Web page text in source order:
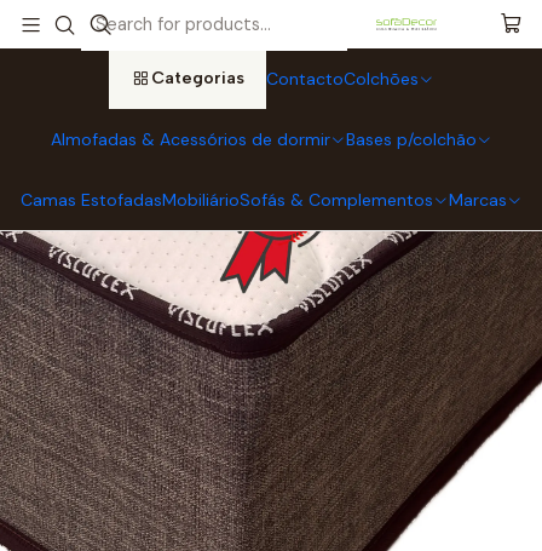
Categorias ContactoColchões
Almofadas & Acessórios de dormir Bases p/colchão
Camas EstofadasMobiliárioSofás & Complementos Marcas
Início Colchões
Colchões de Molas ENSACADAS
COLCHÃO Let´s Dreaming ViscoFlex Pocket Spring (envio gratuito)